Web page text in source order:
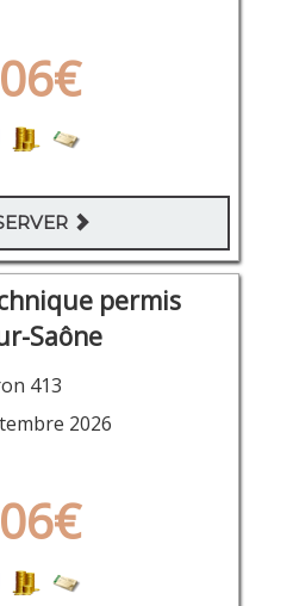
permis
Saône
413
2026